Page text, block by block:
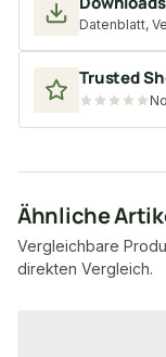
Datenblatt,
Trusted
Ähnliche
Vergleichbare
direkten Vergleich.